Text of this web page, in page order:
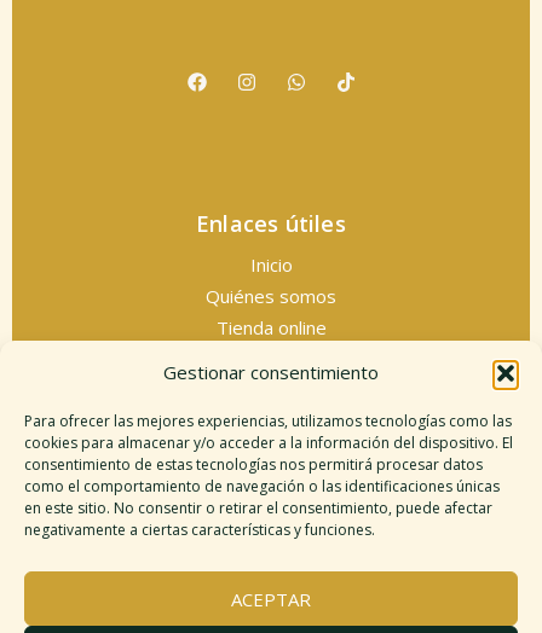
Gestionar consentimiento
Para ofrecer las mejores experiencias, utilizamos tecnologías como las
cookies para almacenar y/o acceder a la información del dispositivo. El
consentimiento de estas tecnologías nos permitirá procesar datos
como el comportamiento de navegación o las identificaciones únicas
en este sitio. No consentir o retirar el consentimiento, puede afectar
negativamente a ciertas características y funciones.
ACEPTAR
Enlaces útiles
Inicio
Quiénes somos
Tienda online
Información legal
Política de cookies